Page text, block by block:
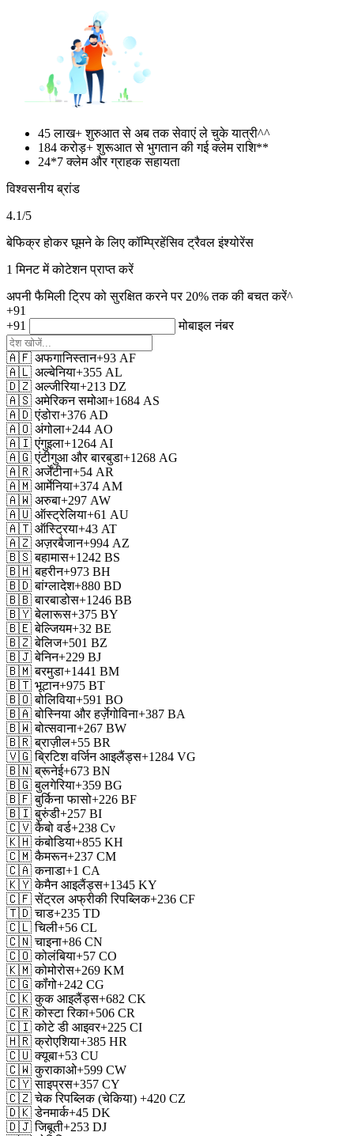
45 लाख+ शुरुआत से अब तक सेवाएं ले चुके यात्री^^
184 करोड़+ शुरूआत से भुगतान की गई क्लेम राशि**
24*7 क्लेम और ग्राहक सहायता
विश्वसनीय ब्रांड
4.1/5
बेफिक्र होकर घूमने के लिए कॉम्प्रिहेंसिव ट्रैवल इंश्योरेंस
1 मिनट में कोटेशन प्राप्त करें
अपनी फैमिली ट्रिप को सुरक्षित करने पर 20% तक की बचत करें^
+91
+91
मोबाइल नंबर
🇦🇫 अफगानिस्तान+93 AF
🇦🇱 अल्बेनिया+355 AL
🇩🇿 अल्जीरिया+213 DZ
🇦🇸 अमेरिकन समोआ+1684 AS
🇦🇩 एंडोरा+376 AD
🇦🇴 अंगोला+244 AO
🇦🇮 एंगुइला+1264 AI
🇦🇬 एंटीगुआ और बारबुडा+1268 AG
🇦🇷 अर्जेंटीना+54 AR
🇦🇲 आर्मेनिया+374 AM
🇦🇼 अरुबा+297 AW
🇦🇺 ऑस्ट्रेलिया+61 AU
🇦🇹 ऑस्ट्रिया+43 AT
🇦🇿 अज़रबैजान+994 AZ
🇧🇸 बहामास+1242 BS
🇧🇭 बहरीन+973 BH
🇧🇩 बांग्लादेश+880 BD
🇧🇧 बारबाडोस+1246 BB
🇧🇾 बेलारूस+375 BY
🇧🇪 बेल्जियम+32 BE
🇧🇿 बेलिज+501 BZ
🇧🇯 बेनिन+229 BJ
🇧🇲 बरमुडा+1441 BM
🇧🇹 भूटान+975 BT
🇧🇴 बोलिविया+591 BO
🇧🇦 बोस्निया और हर्ज़ेगोविना+387 BA
🇧🇼 बोत्सवाना+267 BW
🇧🇷 ब्राज़ील+55 BR
🇻🇬 ब्रिटिश वर्जिन आइलैंड्स+1284 VG
🇧🇳 ब्रूनेई+673 BN
🇧🇬 बुलगेरिया+359 BG
🇧🇫 बुर्किना फासो+226 BF
🇧🇮 बुरुंडी+257 BI
🇨🇻 कैबो वर्ड+238 Cv
🇰🇭 कंबोडिया+855 KH
🇨🇲 कैमरून+237 CM
🇨🇦 कनाडा+1 CA
🇰🇾 केमैन आइलैंड्स+1345 KY
🇨🇫 सेंट्रल अफ्रीकी रिपब्लिक+236 CF
🇹🇩 चाड+235 TD
🇨🇱 चिली+56 CL
🇨🇳 चाइना+86 CN
🇨🇴 कोलंबिया+57 CO
🇰🇲 कोमोरोस+269 KM
🇨🇬 कॉंगो+242 CG
🇨🇰 कुक आइलैंड्स+682 CK
🇨🇷 कोस्टा रिका+506 CR
🇨🇮 कोटे डी आइवर+225 CI
🇭🇷 क्रोएशिया+385 HR
🇨🇺 क्यूबा+53 CU
🇨🇼 कुराकाओ+599 CW
🇨🇾 साइप्रस+357 CY
🇨🇿 चेक रिपब्लिक (चेकिया) +420 CZ
🇩🇰 डेनमार्क+45 DK
🇩🇯 जिबूती+253 DJ